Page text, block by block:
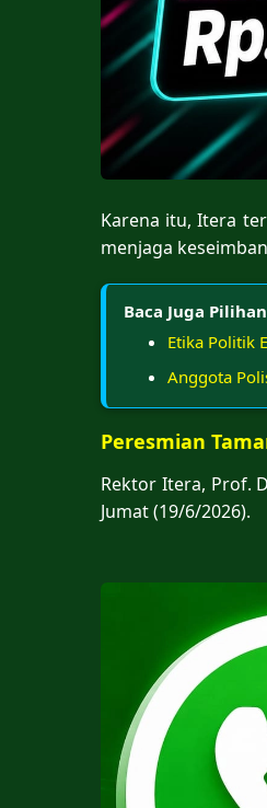
Karena itu, Itera
menjaga
Baca Juga
Etika Politik
Anggota
Peresmian
Rektor Itera, Prof.
Jumat (19/6/2026).